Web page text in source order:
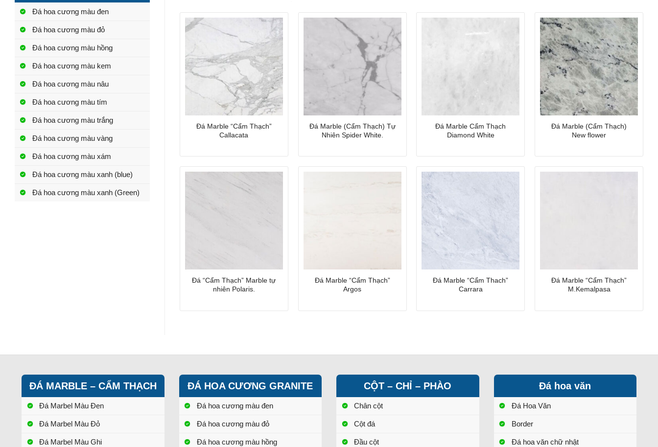
Đá hoa cương màu đen
Đá hoa cương màu đỏ
Đá hoa cương màu hồng
Đá hoa cương màu kem
Đá hoa cương màu nâu
Đá hoa cương màu tím
Đá hoa cương màu trắng
Đá hoa cương màu vàng
Đá hoa cương màu xám
Đá hoa cương màu xanh (blue)
Đá hoa cương màu xanh (Green)
Đá Marble “Cẩm Thạch”
Callacata
Đá Marble (Cẩm Thạch) Tự
Nhiên Spider White.
Đá Marble Cẩm Thạch
Diamond White
Đá Marble (Cẩm Thạch)
New flower
Đá “Cẩm Thạch” Marble tự
nhiên Polaris.
Đá Marble “Cẩm Thạch”
Argos
Đá Marble “Cẩm Thach”
Carrara
Đá Marble “Cẩm Thạch”
M.Kemalpasa
ĐÁ MARBLE – CẨM THẠCH
Đá Marbel Màu Đen
Đá Marbel Màu Đỏ
Đá Marbel Màu Ghi
ĐÁ HOA CƯƠNG GRANITE
Đá hoa cương màu đen
Đá hoa cương màu đỏ
Đá hoa cương màu hồng
CỘT – CHỈ – PHÀO
Chân cột
Cột đá
Đầu cột
Đá hoa văn
Đá Hoa Văn
Border
Đá hoa văn chữ nhật